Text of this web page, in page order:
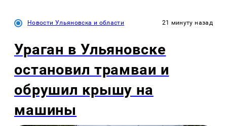
Новости Ульяновска и области 21 минуту назад
Ураган в Ульяновске
остановил трамваи и
обрушил крышу на
машины